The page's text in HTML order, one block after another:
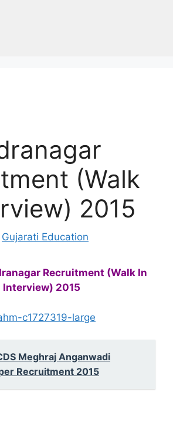
(Walk
2015
Gujarati Education
Recruitment (Walk In
Interview) 2015
Meghraj Anganwadi
Recruitment 2015